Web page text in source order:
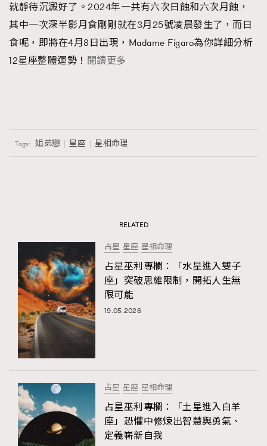
就靜待沉澱好了。2024年一共有六次日蝕和六次月蝕，
其中一次深半影月食剛剛就在3月25號凌晨發生了，而日
食呢，即將在4月8日出現，Madame Figaro為你詳細分析
12星座整體運勢！ 閱讀更多
Tags: 姐弟戀 星座 星相命理
RELATED
占星 星座 星相命理
占星巫利專欄：「水星進入雙子
座」突破思維限制，開拓人生無
限可能
19.05.2026
占星 星座 星相命理
占星巫利專欄：「土星進入白羊
座」恐懼中修煉出智慧與勇氣、
定義嶄新自我